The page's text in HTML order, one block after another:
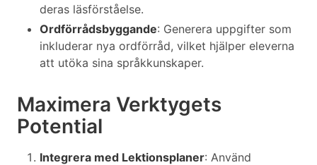
deras läsförståelse.
Ordförrådsbyggande: Generera uppgifter som
inkluderar nya ordförråd, vilket hjälper eleverna
att utöka sina språkkunskaper.
Maximera Verktygets
Potential
Integrera med Lektionsplaner: Använd